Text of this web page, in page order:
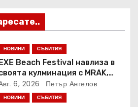
НОВИНИ СЪБИТИЯ
Beach Festival навлиза в
кулминация с MRAK,
Gou и Jamie Jones
6, 2026 Петър Ангелов
НОВИНИ СЪБИТИЯ